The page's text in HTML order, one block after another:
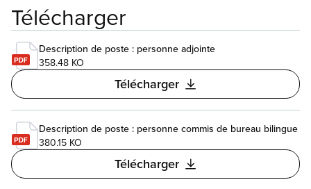
Télécharger
Description de poste : personne adjointe
358.48 KO
Télécharger
Description de poste : personne commis de bureau bilingue
380.15 KO
Télécharger